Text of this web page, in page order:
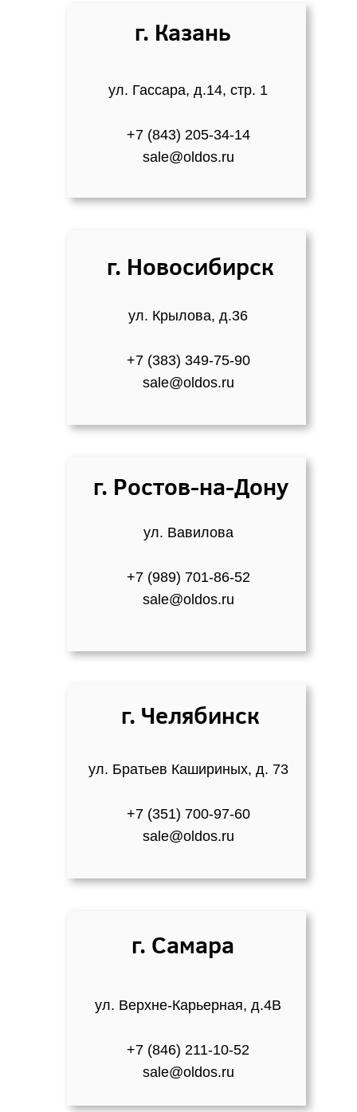
г. Челябинск
ул. Братьев Кашириных, д. 73
+7 (351) 700-97-60
sale@oldos.ru
г. Самара
ул. Верхне-Карьерная, д.4В
+7 (846) 211-10-52
sale@oldos.ru
г. Новосибирск
ул. Крылова, д.36
+7 (383) 349-75-90
sale@oldos.ru
г. Ростов-на-Дону
ул. Вавилова
+7 (989) 701-86-52
sale@oldos.ru
ул. Гассара, д.14, стр. 1
+7 (843) 205-34-14
sale@oldos.ru
г. Казань